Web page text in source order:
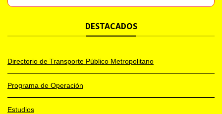
DESTACADOS
Directorio de Transporte Público Metropolitano
Programa de Operación
Estudios